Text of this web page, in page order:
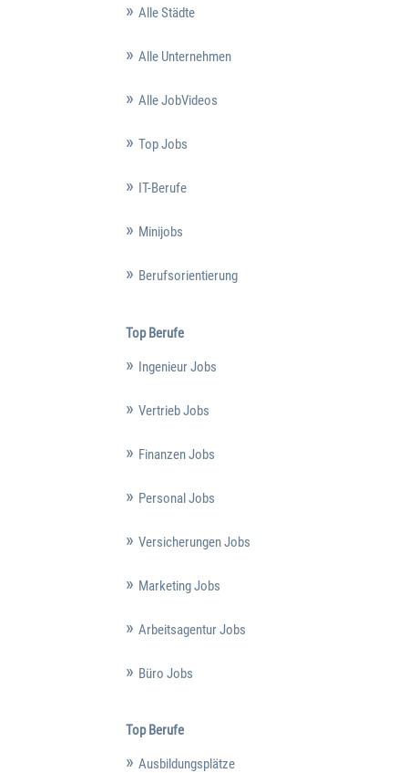
Alle Städte
Alle Unternehmen
Alle JobVideos
Top Jobs
IT-Berufe
Minijobs
Berufsorientierung
Top Berufe
Ingenieur Jobs
Vertrieb Jobs
Finanzen Jobs
Personal Jobs
Versicherungen Jobs
Marketing Jobs
Arbeitsagentur Jobs
Büro Jobs
Top Berufe
Ausbildungsplätze